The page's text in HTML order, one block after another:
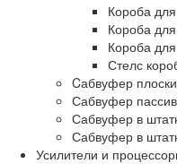
Короба
Короба
Короба
Стелс
Cабвуфер
Сабвуфер
Сабвуфер в
Сабвуфер в
Усилители и